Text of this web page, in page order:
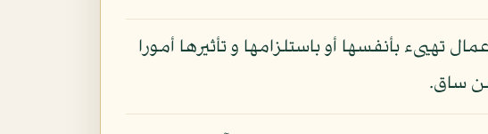
بأنفسها أو باستلزامها و تأثيرها أمورا
ساق.